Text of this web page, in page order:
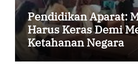
Pendidikan Aparat:
Harus Keras Demi
Ketahanan Negara